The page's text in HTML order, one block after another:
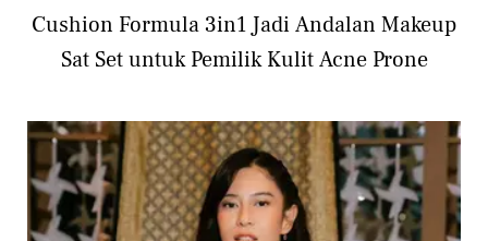
Cushion Formula 3in1 Jadi Andalan Makeup
Sat Set untuk Pemilik Kulit Acne Prone